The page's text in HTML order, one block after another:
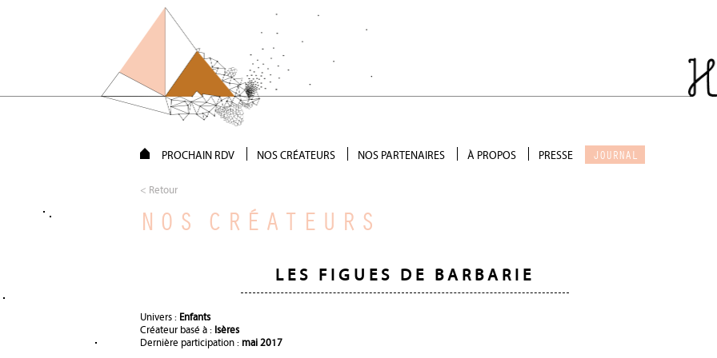
PROCHAIN RDV NOS CRÉATEURS NOS PARTENAIRES
Précieux soutien
Devenir partenaire
À PROPOS PRESSE JOURNAL
< Retour
NOS CRÉATEURS
LES FIGUES DE BARBARIE
Univers : Enfants
Créateur basé à : Isères
Dernière participation : mai 2017